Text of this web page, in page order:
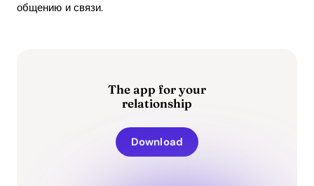
общению и связи.
The app for your
relationship
Download